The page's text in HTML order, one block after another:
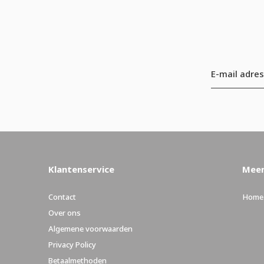
Klantenservice
Contact
Over ons
Algemene voorwaarden
Privacy Policy
Betaalmethoden
Home